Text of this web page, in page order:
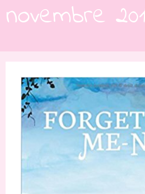
novembre